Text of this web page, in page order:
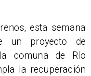
esta semana
un proyecto de
comuna de Río
la recuperación